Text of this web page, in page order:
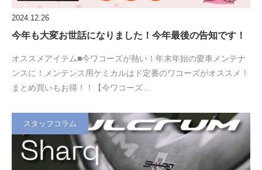
2024.12.26
今年も大変お世話になりました！今年最後の告知です！
オススメアイテム■今ワコーズが熱い！年末年始の愛車メンテナ
ンスに！メンテンス用ケミカルはド定番のワコーズがオススメ！
まとめ買いもお得！！【今ワコーズ…
スタッフコラム